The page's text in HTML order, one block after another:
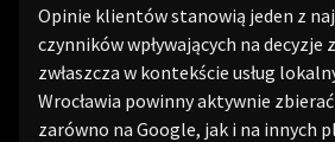
Opinie klientów stanowią jeden z
czynników wpływających na decyzje
zwłaszcza w kontekście usług
Wrocławia powinny aktywnie
zarówno na Google, jak i na innych